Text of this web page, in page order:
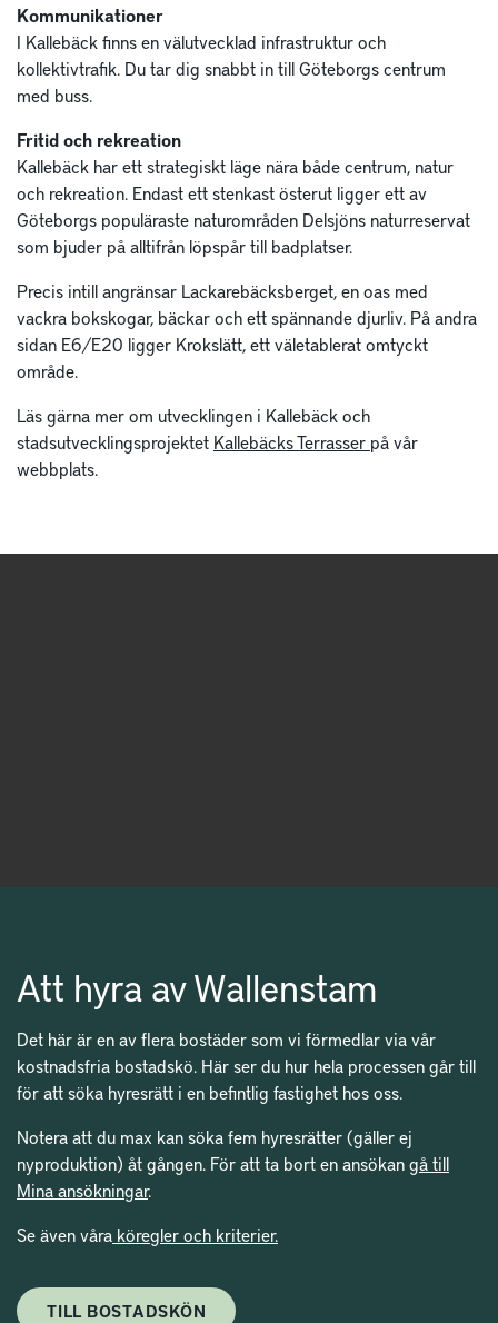
Kommunikationer
I Kallebäck finns en välutvecklad infrastruktur och
kollektivtrafik. Du tar dig snabbt in till Göteborgs centrum
med buss.
Fritid och rekreation
Kallebäck har ett strategiskt läge nära både centrum, natur
och rekreation. Endast ett stenkast österut ligger ett av
Göteborgs populäraste naturområden Delsjöns naturreservat
som bjuder på alltifrån löpspår till badplatser.
Precis intill angränsar Lackarebäcksberget, en oas med
vackra bokskogar, bäckar och ett spännande djurliv. På andra
sidan E6/E20 ligger Krokslätt, ett väletablerat omtyckt
område.
Läs gärna mer om utvecklingen i Kallebäck och
stadsutvecklingsprojektet Kallebäcks Terrasser på vår
webbplats.
Att hyra av Wallenstam
Det här är en av flera bostäder som vi förmedlar via vår
kostnadsfria bostadskö. Här ser du hur hela processen går till
för att söka hyresrätt i en befintlig fastighet hos oss.
Notera att du max kan söka fem hyresrätter (gäller ej
nyproduktion) åt gången. För att ta bort en ansökangå till
Mina ansökningar.
Se även våra köregler och kriterier.
TILL BOSTADSKÖN